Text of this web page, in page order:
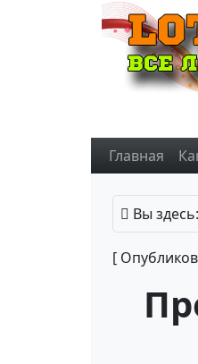
Главная
Вы здесь:
[